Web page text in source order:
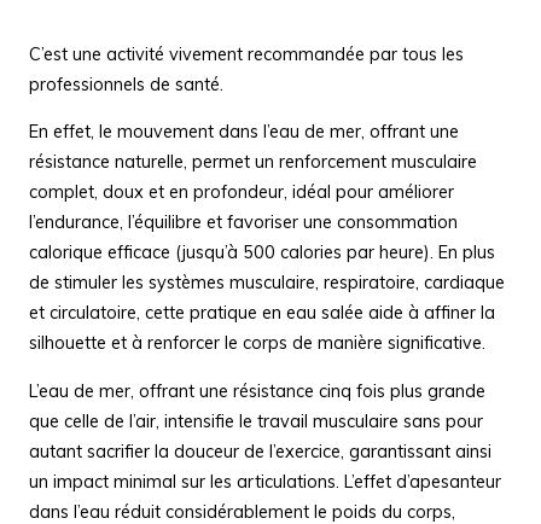
C’est une activité vivement recommandée par tous les
professionnels de santé.
En effet, le mouvement dans l’eau de mer, offrant une
résistance naturelle, permet un renforcement musculaire
complet, doux et en profondeur, idéal pour améliorer
l’endurance, l’équilibre et favoriser une consommation
calorique efficace (jusqu’à 500 calories par heure). En plus
de stimuler les systèmes musculaire, respiratoire, cardiaque
et circulatoire, cette pratique en eau salée aide à affiner la
silhouette et à renforcer le corps de manière significative.
L’eau de mer, offrant une résistance cinq fois plus grande
que celle de l’air, intensifie le travail musculaire sans pour
autant sacrifier la douceur de l’exercice, garantissant ainsi
un impact minimal sur les articulations. L’effet d’apesanteur
dans l’eau réduit considérablement le poids du corps,